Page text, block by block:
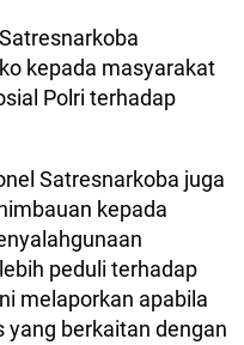
kepada masyarakat
Polri terhadap
Satresnarkoba juga
kepada
peduli terhadap
melaporkan apabila
berkaitan dengan